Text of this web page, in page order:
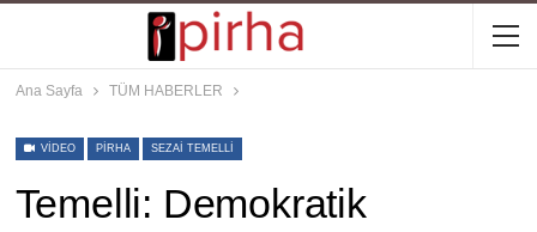
Ana Sayfa TÜM HABERLER
VIDEO PIRHA SEZAI TEMELLI
Temelli: Demokratik